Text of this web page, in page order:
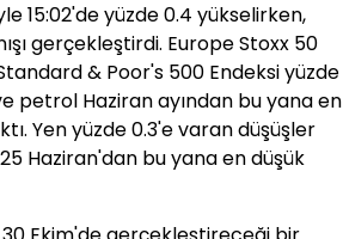
15:02'de yüzde 0.4 yükselirken,
gerçekleştirdi. Europe Stoxx 50
& Poor's 500 Endeksi yüzde
petrol Haziran ayından bu yana en
Yen yüzde 0.3'e varan düşüşler
Haziran'dan bu yana en düşük